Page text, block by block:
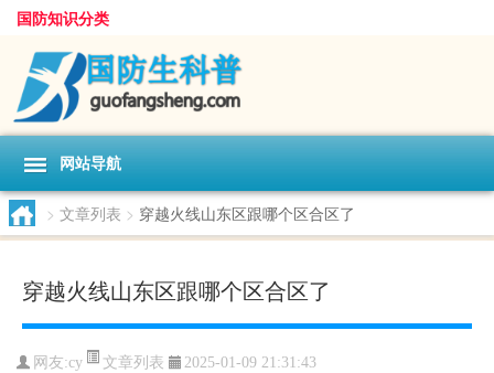
国防知识分类
网站导航
> 文章列表 > 穿越火线山东区跟哪个区合区了
穿越火线山东区跟哪个区合区了
网友:cy 文章列表 2025-01-09 21:31:43